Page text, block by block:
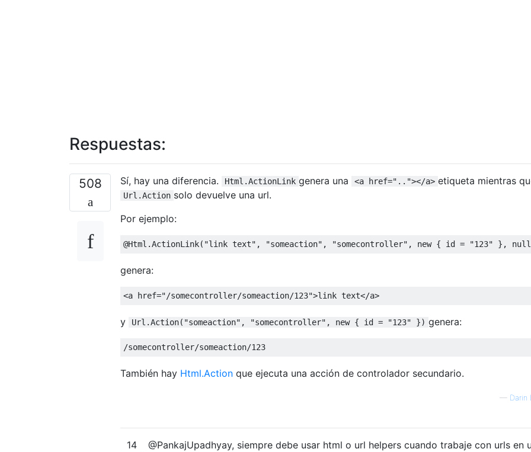
Respuestas:
508 Sí, hay una diferencia. Html.ActionLink genera una <a href=".."></a> etiqueta mientras
Url.Action solo devuelve una url.
Por ejemplo:
@Html .ActionLink( "link text" , "someaction" , "somecontroller" , new { id = "123" }, null
genera:
<a href="/somecontroller/someaction/123">link text</a>
y Url.Action("someaction", "somecontroller", new { id = "123" }) genera:
/somecontroller/someaction/123
También hay Html.Action que ejecuta una acción de controlador secundario.
— Darin
14
@PankajUpadhyay, siempre debe usar html o url helpers cuando trabaje con urls en